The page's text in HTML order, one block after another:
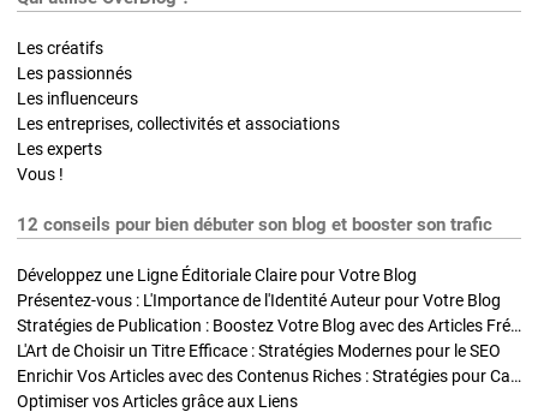
Les créatifs
Les passionnés
Les influenceurs
Les entreprises, collectivités et associations
Les experts
Vous !
12 conseils pour bien débuter son blog et booster son trafic
Développez une Ligne Éditoriale Claire pour Votre Blog
Présentez-vous : L'Importance de l'Identité Auteur pour Votre Blog
Stratégies de Publication : Boostez Votre Blog avec des Articles Fréquents et Exclusifs
L'Art de Choisir un Titre Efficace : Stratégies Modernes pour le SEO
Enrichir Vos Articles avec des Contenus Riches : Stratégies pour Captiver et Optimiser
Optimiser vos Articles grâce aux Liens